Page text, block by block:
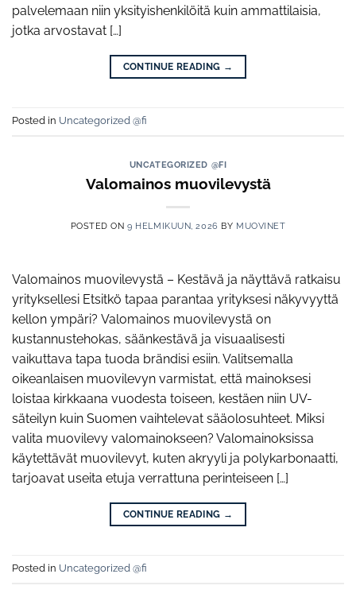
palvelemaan niin yksityishenkilöitä kuin ammattilaisia,
jotka arvostavat […]
CONTINUE READING →
Posted in Uncategorized @fi
UNCATEGORIZED @FI
Valomainos muovilevystä
POSTED ON9 HELMIKUUN, 2026 BY MUOVINET
Valomainos muovilevystä – Kestävä ja näyttävä ratkaisu
yrityksellesi Etsitkö tapaa parantaa yrityksesi näkyvyyttä
kellon ympäri? Valomainos muovilevystä on
kustannustehokas, säänkestävä ja visuaalisesti
vaikuttava tapa tuoda brändisi esiin. Valitsemalla
oikeanlaisen muovilevyn varmistat, että mainoksesi
loistaa kirkkaana vuodesta toiseen, kestäen niin UV-
säteilyn kuin Suomen vaihtelevat sääolosuhteet. Miksi
valita muovilevy valomainokseen? Valomainoksissa
käytettävät muovilevyt, kuten akryyli ja polykarbonaatti,
tarjoavat useita etuja verrattuna perinteiseen […]
CONTINUE READING →
Posted in Uncategorized @fi